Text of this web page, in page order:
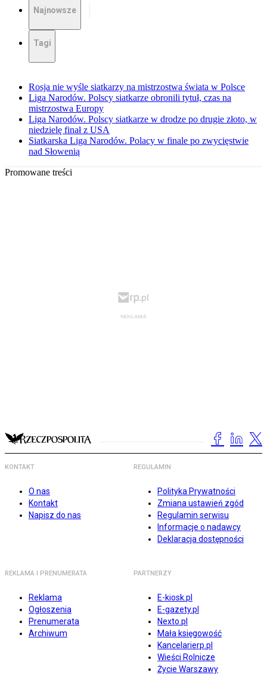
Najnowsze
Tagi
Rosja nie wyśle siatkarzy na mistrzostwa świata w Polsce
Liga Narodów. Polscy siatkarze obronili tytuł, czas na
mistrzostwa Europy
Liga Narodów. Polscy siatkarze w drodze po drugie złoto, w
niedzielę finał z USA
Siatkarska Liga Narodów. Polacy w finale po zwycięstwie
nad Słowenią
Promowane treści
KONTAKT
O nas
Kontakt
Napisz do nas
REGULAMIN
Polityka Prywatności
Zmiana ustawień zgód
Regulamin serwisu
Informacje o nadawcy
Deklaracja dostępności
REKLAMA I PRENUMERATA
Reklama
Ogłoszenia
Prenumerata
Archiwum
PARTNERZY
E-kiosk.pl
E-gazety.pl
Nexto.pl
Mała księgowość
Kancelarierp.pl
Wieści Rolnicze
Życie Warszawy